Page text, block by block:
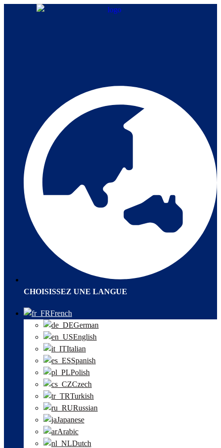
CHOISISSEZ UNE LANGUE
French
German
English
Italian
Spanish
Polish
Czech
Turkish
Russian
Japanese
Arabic
Dutch